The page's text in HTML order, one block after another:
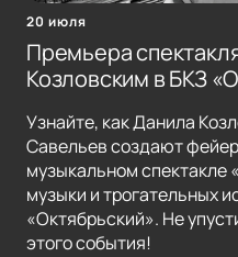
20 июля
Премьера
Козловским в БКЗ
Узнайте, как Данила
Савельев создают
музыкальном спектакле
музыки и трогательных
«Октябрьский». Не
этого события!